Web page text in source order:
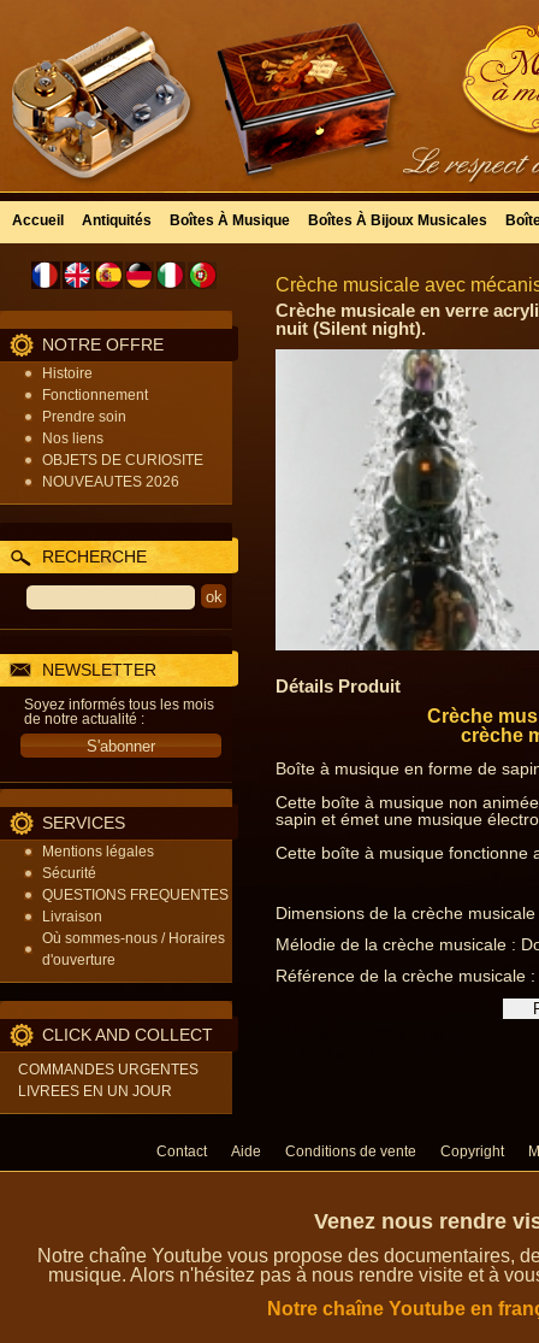
Accueil Antiquités Boîtes À Musique Boîtes À Bijoux Musicales
NOTRE OFFRE
Histoire
Fonctionnement
Prendre soin
Nos liens
OBJETS DE CURIOSITE
NOUVEAUTES 2026
RECHERCHE
NEWSLETTER
Soyez informés tous les mois
de notre actualité :
SERVICES
Mentions légales
Sécurité
QUESTIONS FREQUENTES
Livraison
Où sommes-nous / Horaires
d'ouverture
CLICK AND COLLECT
COMMANDES URGENTES
LIVREES EN UN JOUR
Crèche musicale avec
Crèche musicale en verre
nuit (Silent night).
Détails Produit
Crèche
crèche
Boîte à musique en forme de
Cette boîte à musique non
sapin et émet une musique
Cette boîte à musique fonctionne
Dimensions de la crèche
Mélodie de la crèche musicale :
Référence de la crèche musicale
Contact Aide Conditions de vente Copyright
Venez nous rendre
Notre chaîne Youtube vous propose des documentaires,
musique. Alors n'hésitez pas à nous rendre visite et à
Notre chaîne Youtube en